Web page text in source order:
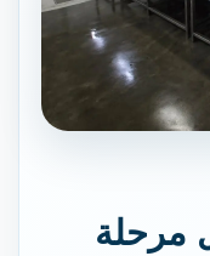
مرحلة